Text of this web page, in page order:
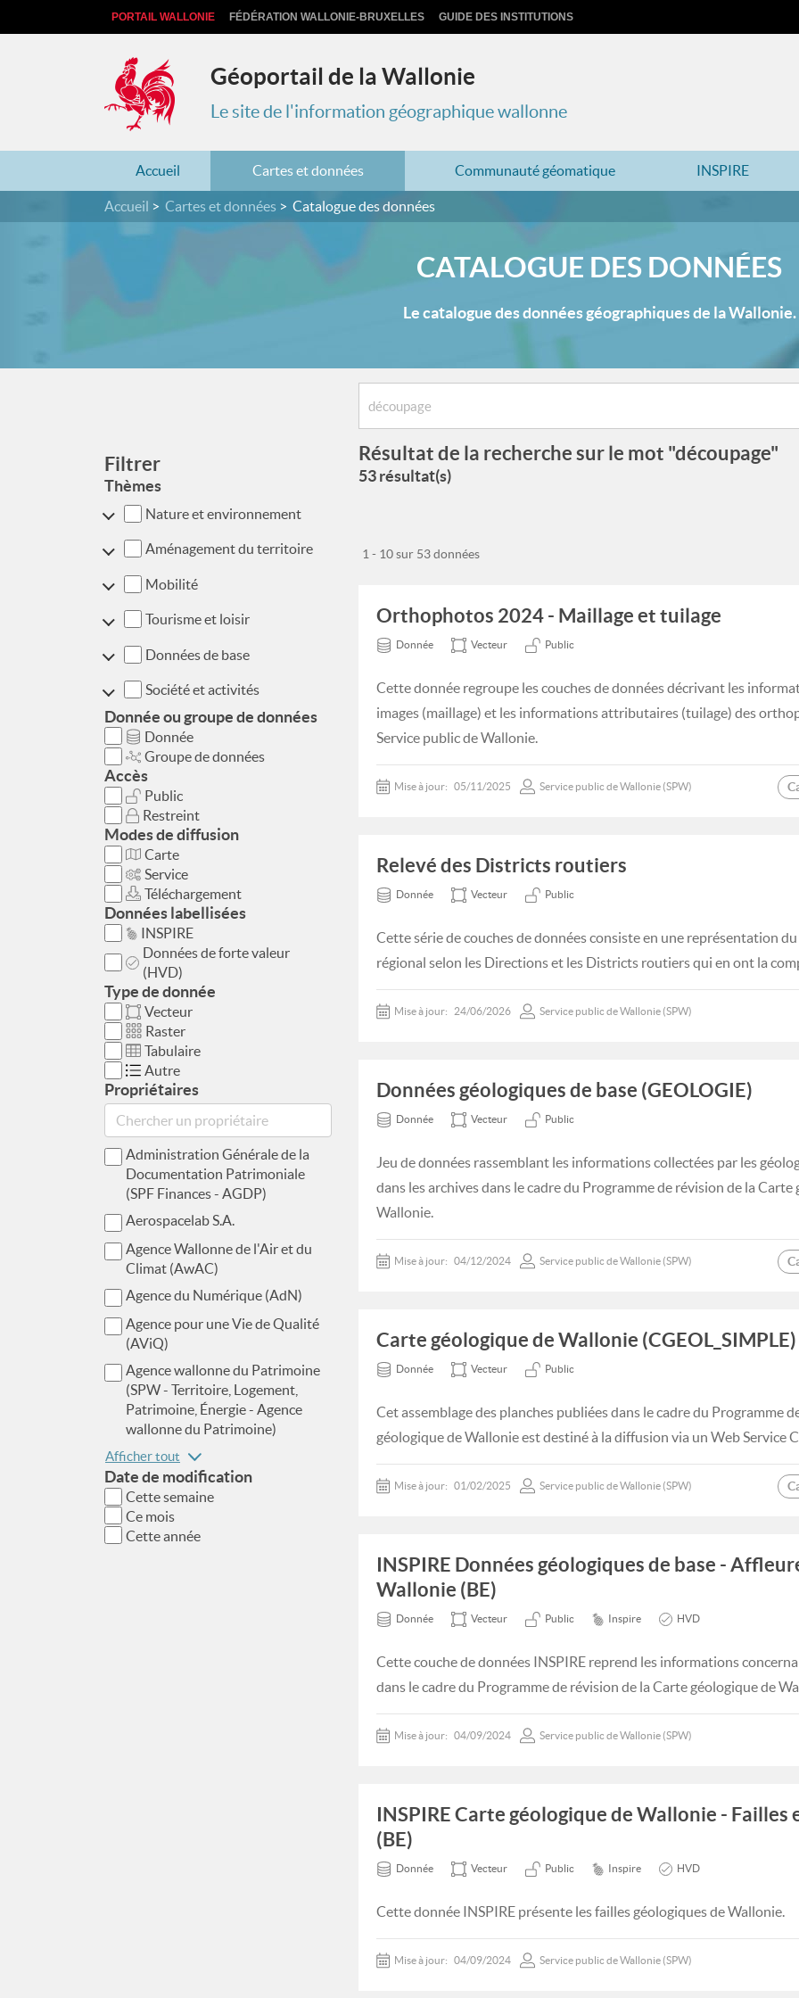
PORTAIL WALLONIE FÉDÉRATION WALLONIE-BRUXELLES GUIDE DES INSTITUTIONS
Géoportail de la Wallonie
Le site de l'information géographique wallonne
Accueil Cartes et données Communauté géomatique INSPIRE
Accueil Cartes et données Catalogue des données
CATALOGUE DES DONNÉES
Le catalogue des données géographiques de la Wallonie.
Filtrer
Thèmes
Nature et environnement
Aménagement du territoire
Mobilité
Tourisme et loisir
Données de base
Société et activités
Donnée ou groupe de données
Donnée
Groupe de données
Accès
Public
Restreint
Modes de diffusion
Carte
Service
Téléchargement
Données labellisées
INSPIRE
Données de forte valeur
(HVD)
Type de donnée
Vecteur
Raster
Tabulaire
Autre
Propriétaires
Administration Générale de la
Documentation Patrimoniale
(SPF Finances - AGDP)
Aerospacelab S.A.
Agence Wallonne de l'Air et du
Climat (AwAC)
Agence du Numérique (AdN)
Agence pour une Vie de Qualité
(AViQ)
Agence wallonne du Patrimoine
(SPW - Territoire, Logement,
Patrimoine, Énergie - Agence
wallonne du Patrimoine)
Afficher tout
Date de modification
Cette semaine
Ce mois
Cette année
Résultat de la recherche sur le mot "découpage"
53 résultat(s)
1 - 10 sur 53 données
Orthophotos 2024 - Maillage et tuilage
Donnée Vecteur Public
Cette donnée regroupe les couches de données décrivant les
images (maillage) et les informations attributaires (tuilage) des
Service public de Wallonie.
Mise à jour: 05/11/2025 Service public de Wallonie (SPW)
Relevé des Districts routiers
Donnée Vecteur Public
Cette série de couches de données consiste en une représentation
régional selon les Directions et les Districts routiers qui en ont la
Mise à jour: 24/06/2026 Service public de Wallonie (SPW)
Données géologiques de base (GEOLOGIE)
Donnée Vecteur Public
Jeu de données rassemblant les informations collectées par les
dans les archives dans le cadre du Programme de révision de la Carte
Wallonie.
Mise à jour: 04/12/2024 Service public de Wallonie (SPW)
Carte géologique de Wallonie (CGEOL_SIMPLE)
Donnée Vecteur Public
Cet assemblage des planches publiées dans le cadre du Programme
géologique de Wallonie est destiné à la diffusion via un Web Service
Mise à jour: 01/02/2025 Service public de Wallonie (SPW)
INSPIRE Données géologiques de base -
Wallonie (BE)
Donnée Vecteur Public Inspire HVD
Cette couche de données INSPIRE reprend les informations
dans le cadre du Programme de révision de la Carte géologique de
Mise à jour: 04/09/2024 Service public de Wallonie (SPW)
INSPIRE Carte géologique de Wallonie - Failles
(BE)
Donnée Vecteur Public Inspire HVD
Cette donnée INSPIRE présente les failles géologiques de Wallonie.
Mise à jour: 04/09/2024 Service public de Wallonie (SPW)